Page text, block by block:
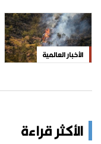
الأخبار العالمية
الأكثر قراءة